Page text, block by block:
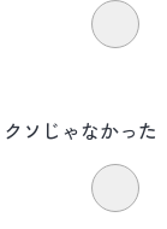
ソじゃなかった